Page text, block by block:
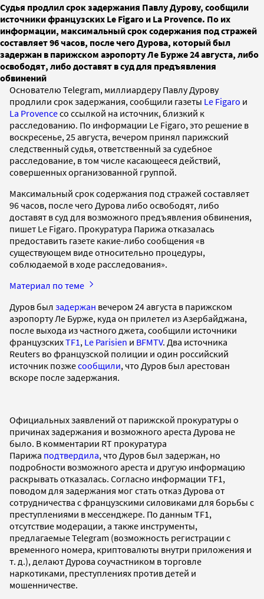
Судья продлил срок задержания Павлу Дурову, сообщили
источники французских Le Figaro и La Provence. По их
информации, максимальный срок содержания под стражей
составляет 96 часов, после чего Дурова, который был
задержан в парижском аэропорту Ле Бурже 24 августа, либо
освободят, либо доставят в суд для предъявления
обвинений
Основателю Telegram, миллиардеру Павлу Дурову
продлили срок задержания, сообщили газеты Le Figaro и
La Provenceсо ссылкой на источник, близкий к
расследованию. По информации Le Figaro, это решение в
воскресенье, 25 августа, вечером принял парижский
следственный судья, ответственный за судебное
расследование, в том числе касающееся действий,
совершенных организованной группой.
Максимальный срок содержания под стражей составляет
96 часов, после чего Дурова либо освободят, либо
доставят в суд для возможного предъявления обвинения,
пишет Le Figaro. Прокуратура Парижа отказалась
предоставить газете какие-либо сообщения «в
существующем виде относительно процедуры,
соблюдаемой в ходе расследования».
Материал по теме
Дуров был задержан вечером 24 августа в парижском
аэропорту Ле Бурже, куда он прилетел из Азербайджана,
после выхода из частного джета, сообщили источники
французскихTF1 , Le Parisien и BFMTV. Два источника
Reuters во французской полиции и один российский
источник позжесообщили, что Дуров был арестован
вскоре после задержания.
Официальных заявлений от парижской прокуратуры о
причинах задержания и возможного ареста Дурова не
было. В комментарии RT прокуратура
Парижа подтвердила, что Дуров был задержан, но
подробности возможного ареста и другую информацию
раскрывать отказалась. Согласно информации TF1,
поводом для задержания мог стать отказ Дурова от
сотрудничества с французскими силовиками для борьбы с
преступлениями в мессенджере. По данным TF1,
отсутствие модерации, а также инструменты,
предлагаемые Telegram (возможность регистрации с
временного номера, криптовалюты внутри приложения и
т. д.), делают Дурова соучастником в торговле
наркотиками, преступлениях против детей и
мошенничестве.